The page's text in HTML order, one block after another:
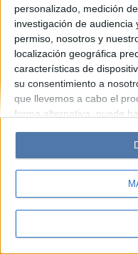
personalizado, medición
investigación de audiencia
permiso, nosotros y
localización geográfica
características de
su consentimiento a
que llevemos a cabo el
forma alternativa, puede
cambiar sus preferencias
Tenga en cuenta que
personales puede no
tiene el derecho de
sus preferencias o retirar